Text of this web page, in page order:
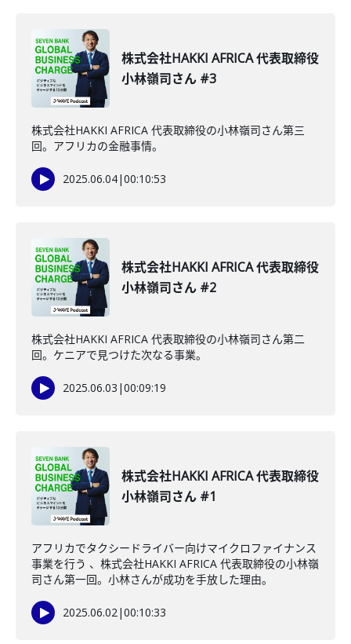
株式会社HAKKI AFRICA 代表取締役
小林嶺司さん #3
株式会社HAKKI AFRICA 代表取締役の小林嶺司さん第三
回。アフリカの金融事情。
2025.06.04|00:10:53
株式会社HAKKI AFRICA 代表取締役
小林嶺司さん #2
株式会社HAKKI AFRICA 代表取締役の小林嶺司さん第二
回。ケニアで見つけた次なる事業。
2025.06.03 |00:09:19
株式会社HAKKI AFRICA 代表取締役
小林嶺司さん #1
アフリカでタクシードライバー向けマイクロファイナンス
事業を行う 、株式会社HAKKI AFRICA 代表取締役の小林嶺
司さん第一回。小林さんが成功を手放した理由。
2025.06.02|00:10:33